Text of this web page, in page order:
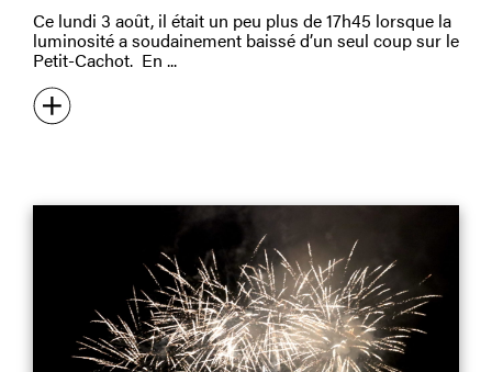
Ce lundi 3 août, il était un peu plus de 17h45 lorsque la
luminosité a soudainement baissé d’un seul coup sur le
Petit-Cachot. En